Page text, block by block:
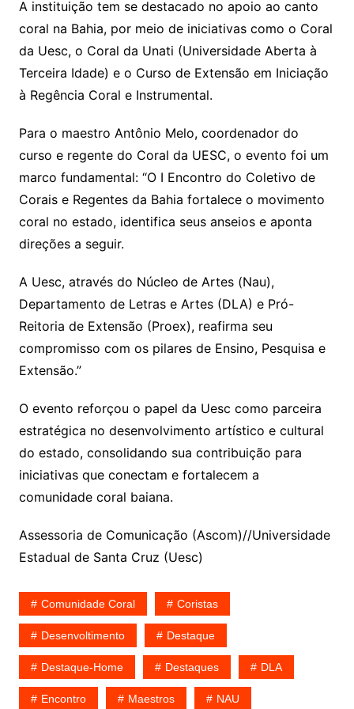
A instituição tem se destacado no apoio ao canto
coral na Bahia, por meio de iniciativas como o Coral
da Uesc, o Coral da Unati (Universidade Aberta à
Terceira Idade) e o Curso de Extensão em Iniciação
à Regência Coral e Instrumental.
Para o maestro Antônio Melo, coordenador do
curso e regente do Coral da UESC, o evento foi um
marco fundamental: “O I Encontro do Coletivo de
Corais e Regentes da Bahia fortalece o movimento
coral no estado, identifica seus anseios e aponta
direções a seguir.
A Uesc, através do Núcleo de Artes (Nau),
Departamento de Letras e Artes (DLA) e Pró-
Reitoria de Extensão (Proex), reafirma seu
compromisso com os pilares de Ensino, Pesquisa e
Extensão.”
O evento reforçou o papel da Uesc como parceira
estratégica no desenvolvimento artístico e cultural
do estado, consolidando sua contribuição para
iniciativas que conectam e fortalecem a
comunidade coral baiana.
Assessoria de Comunicação (Ascom)//Universidade
Estadual de Santa Cruz (Uesc)
Comunidade Coral Coristas
Desenvoltimento Destaque
Destaque-Home Destaques DLA
Encontro Maestros NAU